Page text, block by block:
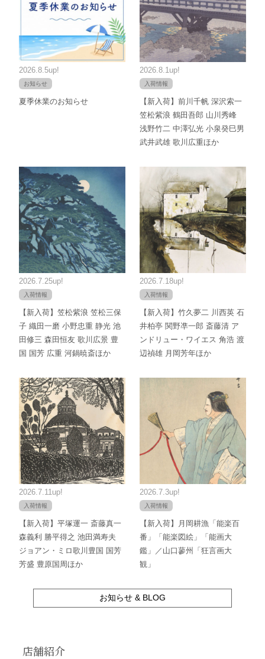
2026.8.5up!
お知らせ
夏季休業のお知らせ
2026.8.1up!
入荷情報
【新入荷】前川千帆 深沢索一
笠松紫浪 鶴田吾郎 山川秀峰
浅野竹二 中澤弘光 小泉癸巳男
武井武雄 歌川広重ほか
2026.7.25up!
入荷情報
【新入荷】笠松紫浪 笠松三保
子 織田一磨 小野忠重 静光 池
田修三 森田恒友 歌川広景 豊
国 国芳 広重 河鍋暁斎ほか
2026.7.18up!
入荷情報
【新入荷】竹久夢二 川西英 石
井柏亭 関野凖一郎 斎藤清 ア
ンドリュー・ワイエス 角浩 渡
辺禎雄 月岡芳年ほか
2026.7.11up!
入荷情報
【新入荷】平塚運一 斎藤真一
森義利 勝平得之 池田満寿夫
ジョアン・ミロ歌川豊国 国芳
芳盛 豊原国周ほか
2026.7.3up!
入荷情報
【新入荷】月岡耕漁「能楽百
番」「能楽図絵」「能画大
鑑」／山口蓼州「狂言画大
観」
お知らせ & BLOG
店舗紹介